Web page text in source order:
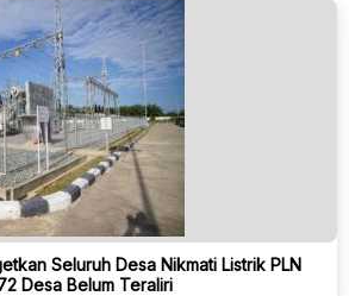
Seluruh Desa Nikmati Listrik PLN
Desa Belum Teraliri